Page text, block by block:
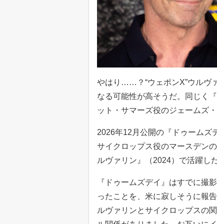
やはり……？“ウェポンX”ウルヴ
なる可能性が高そうだ。同じく
ット・サマーズ役のジェームズ
2026年12月公開の『ドゥームズ
サイクロップス役のマースデン
ルヴァリン』（2024）で活躍し
『ドゥームズデイ』はすでに撮
ったことを、米に寂しそうに報
ルヴァリンとサイクロップスの